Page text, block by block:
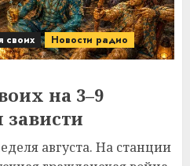
своих Новости радио
на 3–9
зависти
августа. На станции